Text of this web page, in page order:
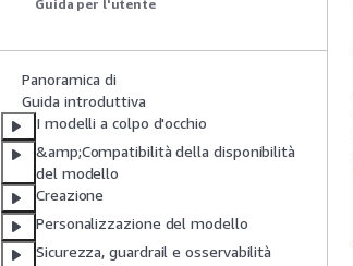
Guida per l'utente
Panoramica di
Guida introduttiva
I modelli a colpo d'occhio
&amp;Compatibilità della disponibilità
del modello
Creazione
Personalizzazione del modello
Sicurezza, guardrail e osservabilità